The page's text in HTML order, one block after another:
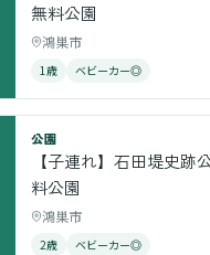
無料公園
鴻巣市
1歳 ベビーカー◎
公園
【子連れ】石田堤史
料公園
鴻巣市
2歳 ベビーカー◎